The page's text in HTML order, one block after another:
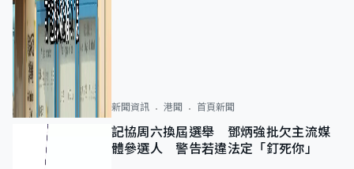
新聞資訊 港聞 首頁新聞
記協周六換屆選舉 鄧炳強批欠主流媒
體參選人 警告若違法定「釘死你」